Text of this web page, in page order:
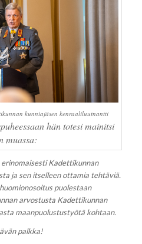
kunniajäsen kenraaliluutnantti
hän totesi mainitsi
muassa:
Kadettikunnan
ja sen itselleen ottamia tehtäviä.
puolestaan
arvostusta Kadettikunnan
maanpuolustustyötä kohtaan.
palkka!